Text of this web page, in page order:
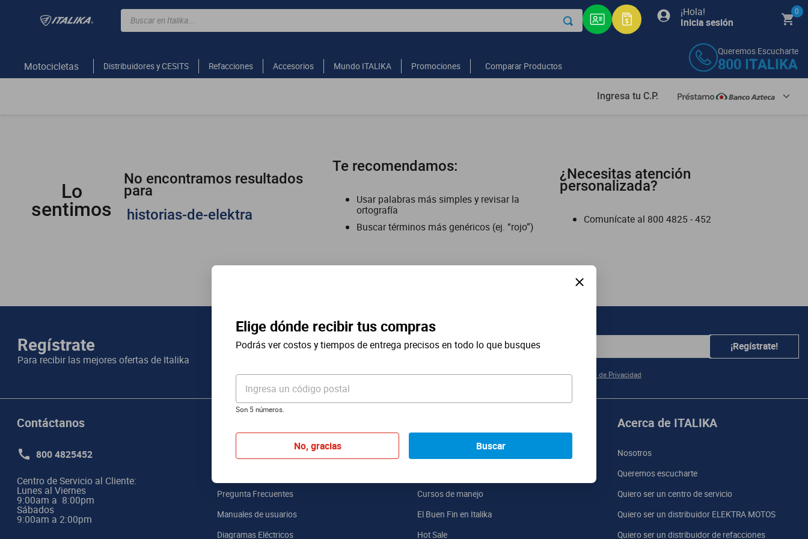
Buscar en Italika...
¡Hola!
Inicia sesión
0
Motocicletas Distribuidores y CESITS Refacciones Accesorios Mundo ITALIKA Promociones Comparar Productos
Queremos Escucharte
800 ITALIKA
Ingresa tu C.P.
Elige dónde recibir tus compras
Podrás ver costos y tiempos de entrega precisos en todo lo que busques
Ingresa un código postal
Son 5 números.
No, gracias Buscar
Lo
sentimos
No encontramos resultados
para
historias-de-elektra
Te recomendamos:
Usar palabras más simples y revisar la
ortografía
Buscar términos más genéricos (ej. “rojo”)
¿Necesitas atención
personalizada?
Comunícate al 800 4825 - 452
Regístrate
Para recibir las mejores ofertas de Italika
¡Regístrate!
Al registrarme, acepto que mis datos sean tratados para fines mercadotécnicos de acuerdo al Aviso de Privacidad
Contáctanos
800 4825452
Centro de Servicio al Cliente:
Lunes al Viernes
9:00am a  8:00pm
Sábados
9:00am a 2:00pm
Pregunta Frecuentes
Manuales de usuarios
Diagramas Eléctricos
Trámite de licencia
Cursos de manejo
El Buen Fin en Italika
Hot Sale
Acerca de ITALIKA
Nosotros
Queremos escucharte
Quiero ser un centro de servicio
Quiero ser un distribuidor ELEKTRA MOTOS
Quiero ser un distribuidor de refacciones
300z
dm 300